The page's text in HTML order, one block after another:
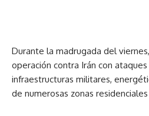
Durante la madrugada del
operación contra Irán con
infraestructuras militares,
de numerosas zonas